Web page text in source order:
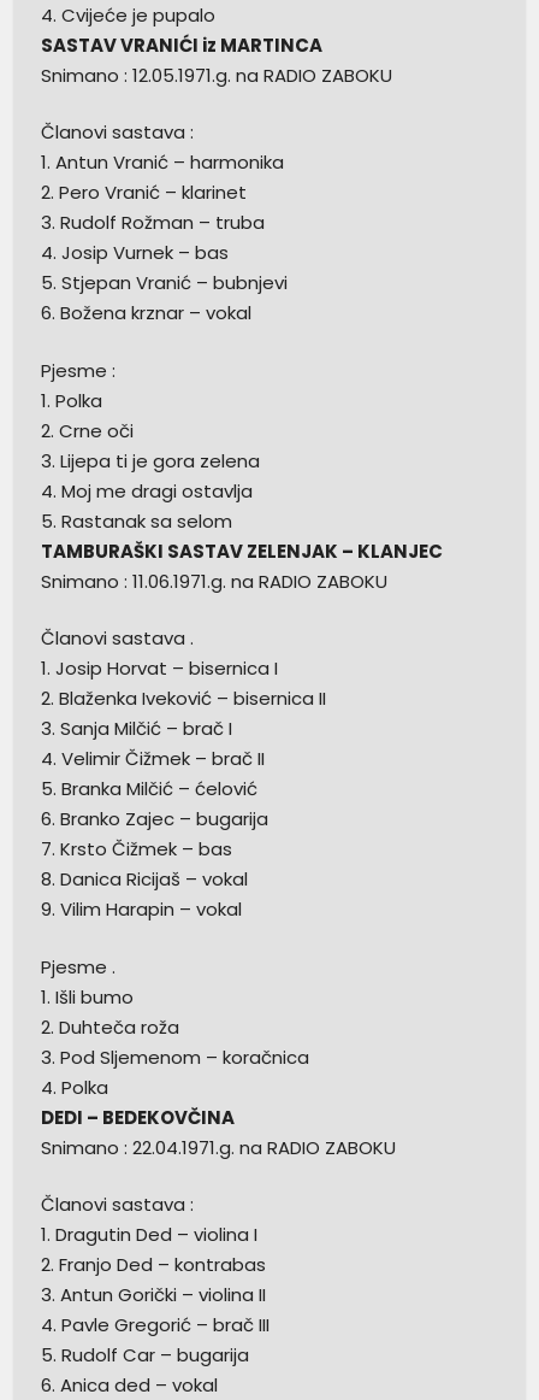
4. Cvijeće je pupalo
SASTAV VRANIĆI iz MARTINCA
Snimano : 12.05.1971.g. na RADIO ZABOKU
Članovi sastava :
1. Antun Vranić – harmonika
2. Pero Vranić – klarinet
3. Rudolf Rožman – truba
4. Josip Vurnek – bas
5. Stjepan Vranić – bubnjevi
6. Božena krznar – vokal
Pjesme :
1. Polka
2. Crne oči
3. Lijepa ti je gora zelena
4. Moj me dragi ostavlja
5. Rastanak sa selom
TAMBURAŠKI SASTAV ZELENJAK – KLANJEC
Snimano : 11.06.1971.g. na RADIO ZABOKU
Članovi sastava .
1. Josip Horvat – bisernica I
2. Blaženka Iveković – bisernica II
3. Sanja Milčić – brač I
4. Velimir Čižmek – brač II
5. Branka Milčić – ćelović
6. Branko Zajec – bugarija
7. Krsto Čižmek – bas
8. Danica Ricijaš – vokal
9. Vilim Harapin – vokal
Pjesme .
1. Išli bumo
2. Duhteča roža
3. Pod Sljemenom – koračnica
4. Polka
DEDI – BEDEKOVČINA
Snimano : 22.04.1971.g. na RADIO ZABOKU
Članovi sastava :
1. Dragutin Ded – violina I
2. Franjo Ded – kontrabas
3. Antun Gorički – violina II
4. Pavle Gregorić – brač III
5. Rudolf Car – bugarija
6. Anica ded – vokal